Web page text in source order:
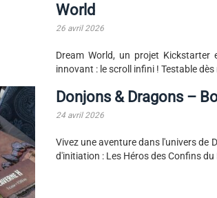
World
26 avril 2026
Dream World, un projet Kickstarter
innovant : le scroll infini ! Testable
Donjons & Dragons –
24 avril 2026
Vivez une aventure dans l'univers de
d'initiation : Les Héros des Confins du